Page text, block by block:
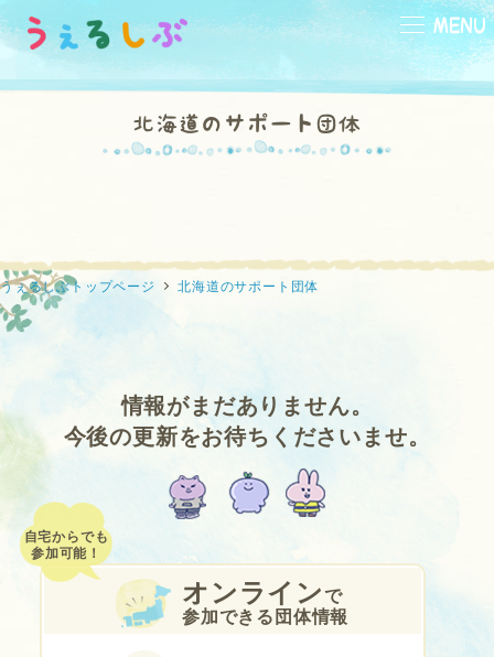
メ
イ
移
動
なんでかな？ なんだろう？
MENU
北海道のサポート団体
うぇるしぶトップページ 北海道のサポート団体
情報がまだありません。
今後の更新をお待ちくださいませ。
オンラインで
参加できる団体情報
自宅からでも
参加可能！